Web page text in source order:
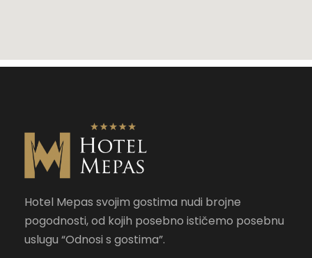
Hotel Mepas svojim gostima nudi brojne
pogodnosti, od kojih posebno ističemo posebnu
uslugu “Odnosi s gostima”.